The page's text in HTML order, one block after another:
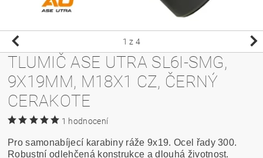
1 z 4
TLUMIČ ASE UTRA SL6I-SMG,
9X19MM, M18X1 CZ, ČERNÝ
CERAKOTE
1 hodnocení
Pro samonabíjecí karabiny ráže 9x19. Ocel řady 300.
Robustní odlehčená konstrukce a dlouhá životnost.